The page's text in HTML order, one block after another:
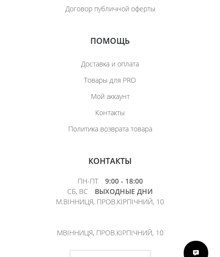
Договор публичной оферты
ПОМОЩЬ
Доставка и оплата
Товары для PRO
Мой аккаунт
Контакты
Политика возврата товара
КОНТАКТЫ
ПН-ПТ
9:00 - 18:00
СБ, ВС
ВЫХОДНЫЕ ДНИ
М.ВІННИЦЯ, ПРОВ.КІРПІЧНИЙ, 10
МВІННИЦЯ, ПРОВ.КІРПІЧНИЙ, 10